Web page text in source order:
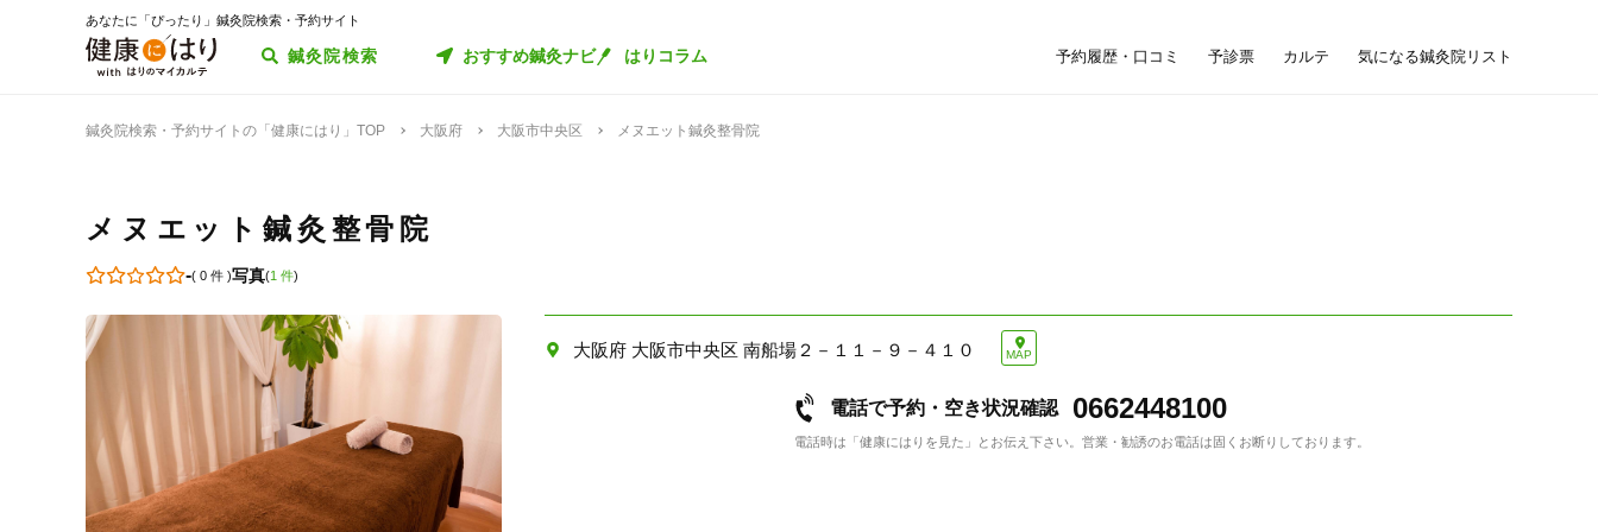
あなたに「ぴったり」鍼灸院検索・予約サイト
鍼灸院検索 おすすめ鍼灸ナビ はりコラム 予約履歴・口コミ 予診票 カルテ 気になる鍼灸院リスト
鍼灸院検索・予約サイトの「健康にはり」TOP 大阪府 大阪市中央区 メヌエット鍼灸整骨院
メヌエット鍼灸整骨院
-( 0 件)写真(1 件)
大阪府 大阪市中央区 南船場２－１１－９－４１０ MAP
電話で予約・空き状況確認 0662448100
電話時は「健康にはりを見た」とお伝え下さい。 営業・勧誘のお電話は固くお断りしております。